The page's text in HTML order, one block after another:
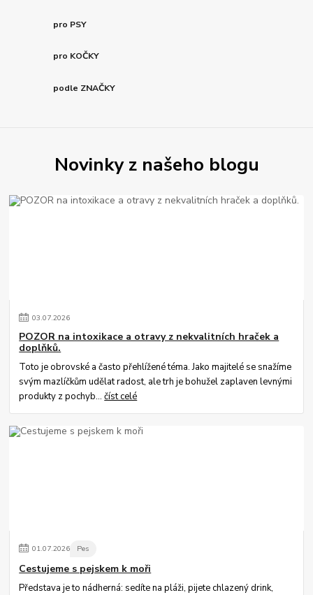
pro PSY
pro KOČKY
podle ZNAČKY
Novinky z našeho blogu
03.07.2026
POZOR na intoxikace a otravy z nekvalitních hraček a
doplňků.
Toto je obrovské a často přehlížené téma. Jako majitelé se snažíme
svým mazlíčkům udělat radost, ale trh je bohužel zaplaven levnými
produkty z pochyb...číst celé
01.07.2026 Pes
Cestujeme s pejskem k moři
Představa je to nádherná: sedíte na pláži, pijete chlazený drink,